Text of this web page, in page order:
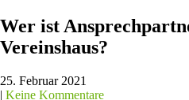
Wer ist
Vereinshaus?
25. Februar 2021
| Keine Kommentare